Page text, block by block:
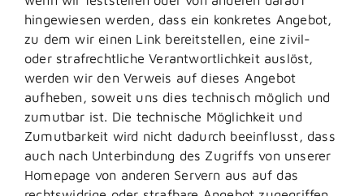
hingewiesen werden, dass ein konkretes Angebot,
zu dem wir einen Link bereitstellen, eine zivil-
oder strafrechtliche Verantwortlichkeit auslöst,
werden wir den Verweis auf dieses Angebot
aufheben, soweit uns dies technisch möglich und
zumutbar ist. Die technische Möglichkeit und
Zumutbarkeit wird nicht dadurch beeinflusst, dass
auch nach Unterbindung des Zugriffs von unserer
Homepage von anderen Servern aus auf das